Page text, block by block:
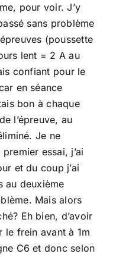
pour voir. J’y
sans problème
(poussette
lent = 2 A au
confiant pour le
en séance
bon à chaque
l’épreuve, au
Je ne
essai, j’ai
et du coup j’ai
au deuxième
Mais alors
Eh bien, d’avoir
le frein avant à 1m
C6 et donc selon